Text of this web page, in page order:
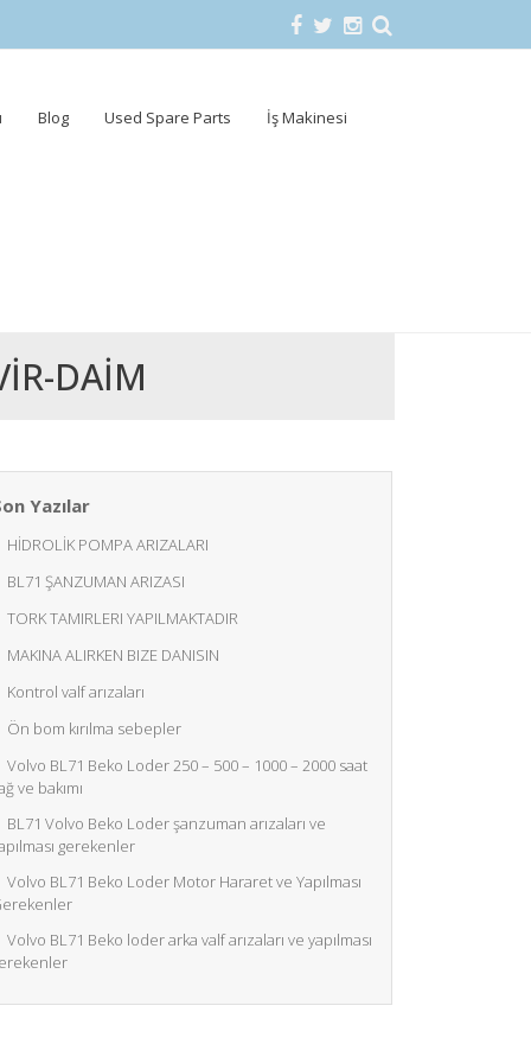
Blog Used Spare Parts İş Makinesi
DAIM
Yazılar
HİDROLİK POMPA ARIZALARI
BL71 ŞANZUMAN ARIZASI
TORK TAMIRLERI YAPILMAKTADIR
MAKINA ALIRKEN BIZE DANISIN
Kontrol valf arızaları
Ön bom kırılma sebepler
Volvo BL71 Beko Loder 250 – 500 – 1000 – 2000 saat
ve bakımı
BL71 Volvo Beko Loder şanzuman arızaları ve
gerekenler
Volvo BL71 Beko Loder Motor Hararet ve Yapılması
Volvo BL71 Beko loder arka valf arızaları ve yapılması